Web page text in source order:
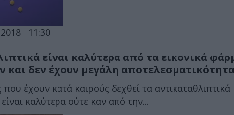
11:30
είναι καλύτερα από τα εικονικά
και δεν έχουν μεγάλη αποτελεσματικότητα
που έχουν κατά καιρούς δεχθεί τα αντικαταθλιπτικά
καλύτερα ούτε καν από την...